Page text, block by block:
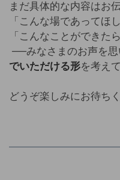
まだ具体的な内容はお
「こんな場であってほし
「こんなことができた
──みなさまのお声を思
でいただける形を考え
どうぞ楽しみにお待ち